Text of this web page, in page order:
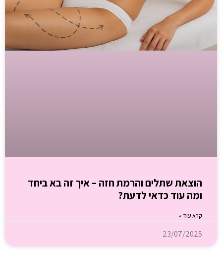
הוצאת שתלים והרמת חזה – איך זה בא ביחד
ומה עוד כדאי לדעת?
קרא עוד »
23/07/2025